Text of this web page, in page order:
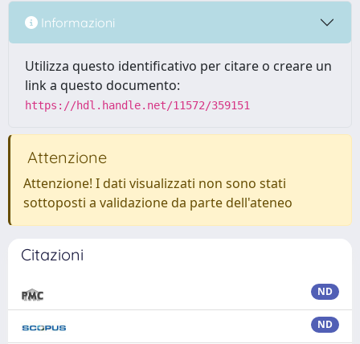
Informazioni
Utilizza questo identificativo per citare o creare un
link a questo documento:
https://hdl.handle.net/11572/359151
Attenzione
Attenzione! I dati visualizzati non sono stati
sottoposti a validazione da parte dell'ateneo
Citazioni
ND
ND